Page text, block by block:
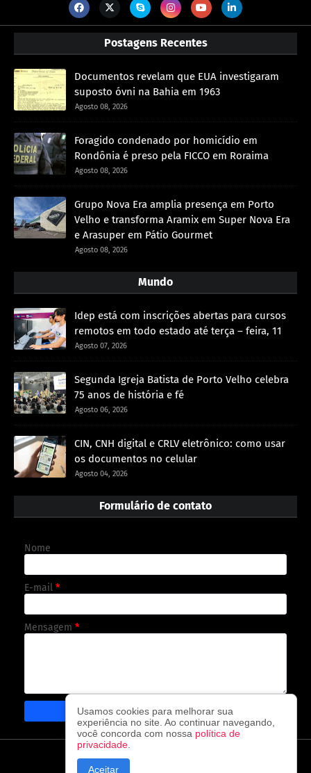
Postagens Recentes
Documentos revelam que EUA investigaram
suposto óvni na Bahia em 1963
Agosto 08, 2026
Foragido condenado por homicídio em
Rondônia é preso pela FICCO em Roraima
Agosto 08, 2026
Grupo Nova Era amplia presença em Porto
Velho e transforma Aramix em Super Nova Era
e Arasuper em Pátio Gourmet
Agosto 08, 2026
Mundo
Idep está com inscrições abertas para cursos
remotos em todo estado até terça – feira, 11
Agosto 07, 2026
Segunda Igreja Batista de Porto Velho celebra
75 anos de história e fé
Agosto 06, 2026
CIN, CNH digital e CRLV eletrônico: como usar
os documentos no celular
Agosto 04, 2026
Formulário de contato
Nome
E-mail *
Mensagem *
CAPA CONTATO
Usamos cookies para melhorar sua
experiência no site. Ao continuar navegando,
você concorda com nossa política de
privacidade
Aceitar